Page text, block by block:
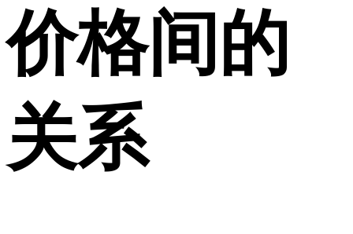
价格间的
关系